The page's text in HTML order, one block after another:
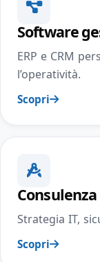
Software
ERP e CRM
l’operatività.
Scopri
Strategia IT,
Scopri